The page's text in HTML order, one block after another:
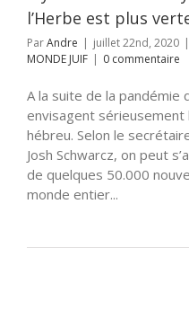
l’Herbe est plus
ParAndre | juillet 22nd, 2020 |
MONDE JUIF | 0 commentaire
A la suite de la pandémie
envisagent sérieusement
hébreu. Selon le
Josh Schwarcz, on peut
de quelques 50.000
monde entier...